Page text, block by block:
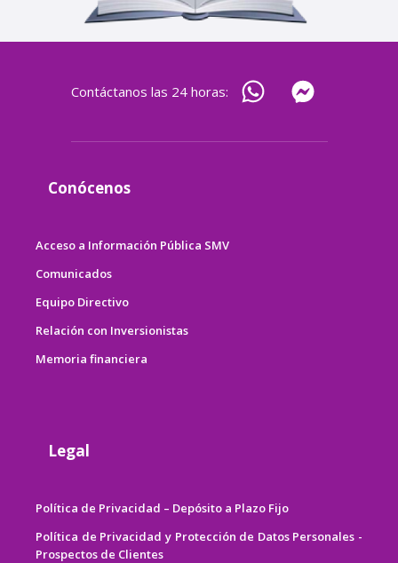
Contáctanos las 24 horas:
Conócenos
Acceso a Información Pública SMV
Comunicados
Equipo Directivo
Relación con Inversionistas
Memoria financiera
Legal
Política de Privacidad – Depósito a Plazo Fijo
Política de Privacidad y Protección de Datos Personales -
Prospectos de Clientes